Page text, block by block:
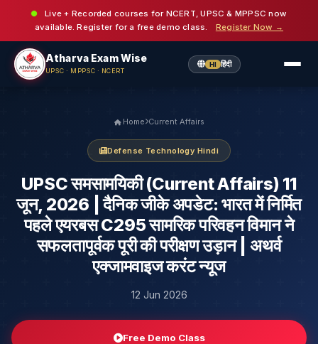
Live + Recorded courses for NCERT, UPSC & MPPSC now
available. Register for a free demo class.
Register Now →
Atharva Exam Wise
UPSC · MPPSC · NCERT
HI हिंदी
Home Current Affairs
Defense Technology Hindi
UPSC समसामयिकी (Current Affairs) 11
जून, 2026 | दैनिक जीके अपडेट: भारत में निर्मित
पहले एयरबस C295 सामरिक परिवहन विमान ने
सफलतापूर्वक पूरी की परीक्षण उड़ान | अथर्व
एक्जामवाइज करंट न्यूज
12 Jun 2026
Free Demo Class